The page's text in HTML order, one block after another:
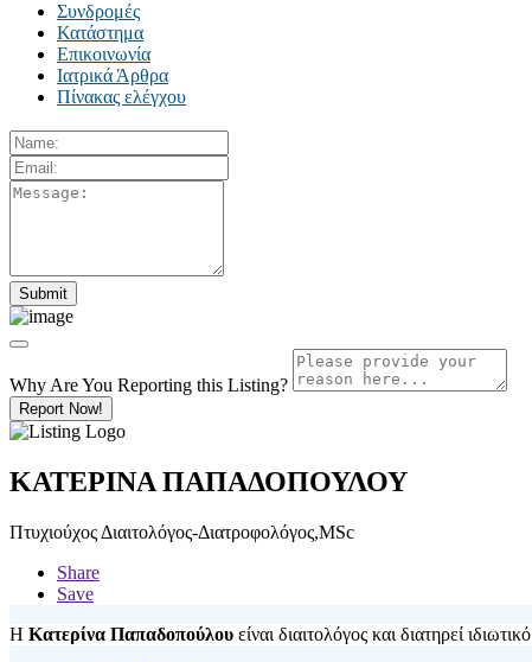
Συνδρομές
Κατάστημα
Επικοινωνία
Ιατρικά Άρθρα
Πίνακας ελέγχου
Why Are You Reporting this Listing?
Report Now!
ΚΑΤΕΡΙΝΑ ΠΑΠΑΔΟΠΟΥΛΟΥ
Πτυχιούχος Διαιτολόγος-Διατροφολόγος,MSc
Share
Save
Η Κατερίνα Παπαδοπούλου είναι διαιτολόγος και διατηρεί